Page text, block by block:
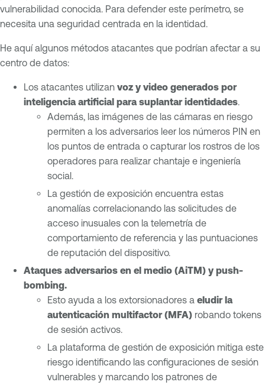
vulnerabilidad conocida. Para defender este perímetro, se
necesita una seguridad centrada en la identidad.
He aquí algunos métodos atacantes que podrían afectar a su
centro de datos:
Los atacantes utilizan voz y video generados por
inteligencia artificial para suplantar identidades.
Además, las imágenes de las cámaras en riesgo
permiten a los adversarios leer los números PIN en
los puntos de entrada o capturar los rostros de los
operadores para realizar chantaje e ingeniería
social.
La gestión de exposición encuentra estas
anomalías correlacionando las solicitudes de
acceso inusuales con la telemetría de
comportamiento de referencia y las puntuaciones
de reputación del dispositivo.
Ataques adversarios en el medio (AiTM) y push-
bombing.
Esto ayuda a los extorsionadores a eludir la
autenticación multifactor (MFA) robando tokens
de sesión activos.
La plataforma de gestión de exposición mitiga este
riesgo identificando las configuraciones de sesión
vulnerables y marcando los patrones de